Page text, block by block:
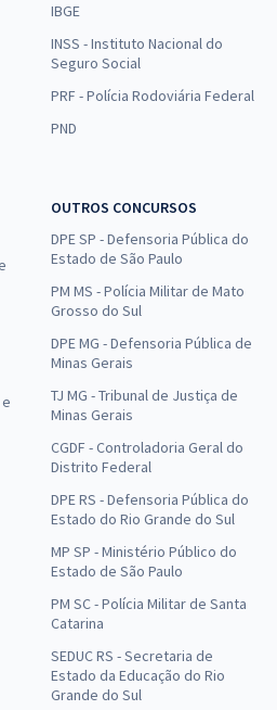
IBGE
INSS - Instituto Nacional do
Seguro Social
PRF - Polícia Rodoviária Federal
PND
OUTROS CONCURSOS
DPE SP - Defensoria Pública do
Estado de São Paulo
PM MS - Polícia Militar de Mato
Grosso do Sul
DPE MG - Defensoria Pública de
Minas Gerais
TJ MG - Tribunal de Justiça de
Minas Gerais
CGDF - Controladoria Geral do
Distrito Federal
DPE RS - Defensoria Pública do
Estado do Rio Grande do Sul
MP SP - Ministério Público do
Estado de São Paulo
PM SC - Polícia Militar de Santa
Catarina
SEDUC RS - Secretaria de
Estado da Educação do Rio
Grande do Sul